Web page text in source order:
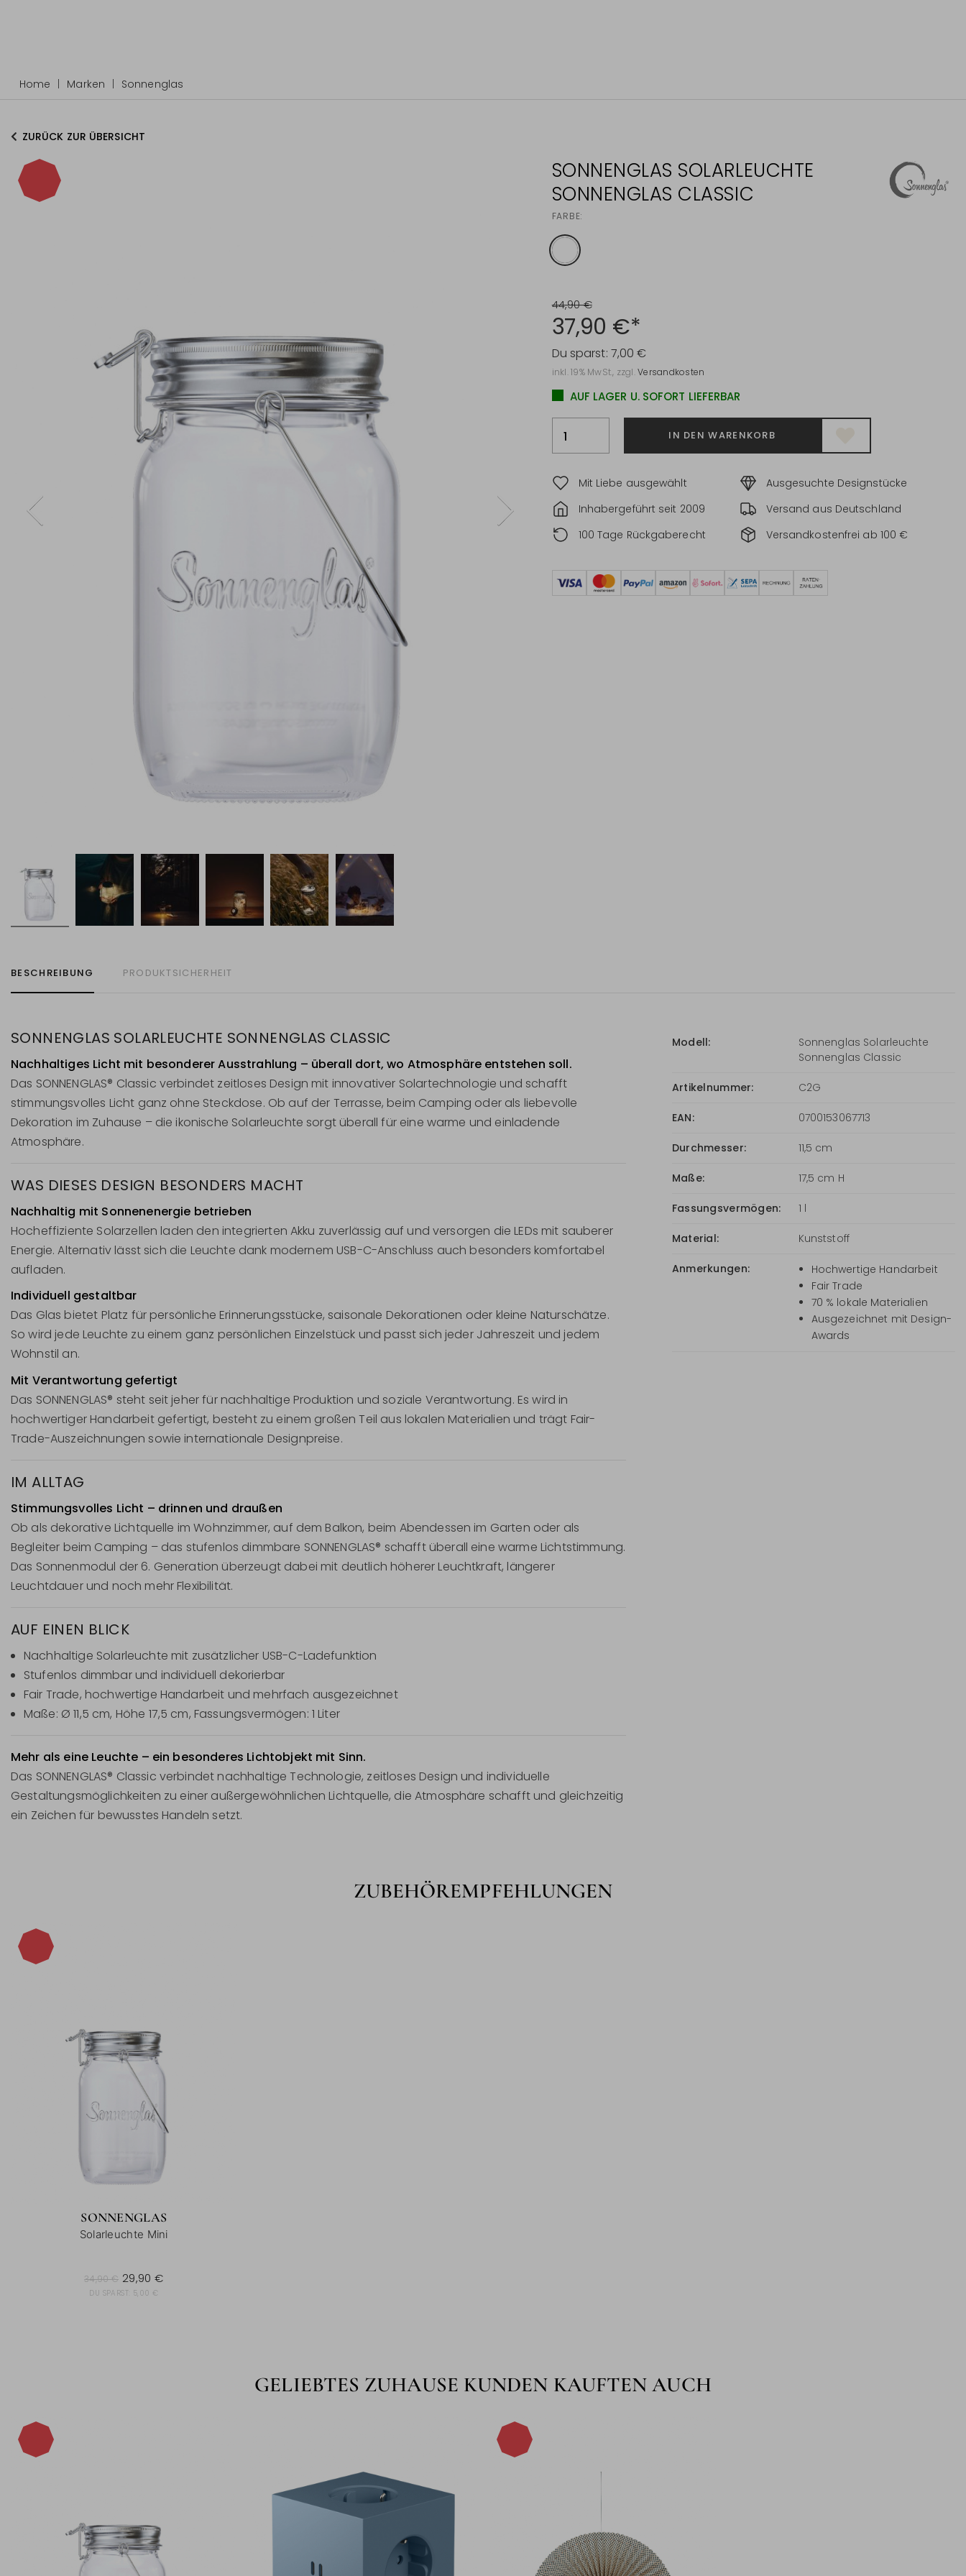
Home Marken Sonnenglas
ZURÜCK ZUR ÜBERSICHT
SONNENGLAS SOLARLEUCHTE
SONNENGLAS CLASSIC
FARBE:
44,90 €
37,90 €*
Du sparst: 7,00 €
inkl. 19% MwSt., zzgl.Versandkosten
AUF LAGER U. SOFORT LIEFERBAR
IN DEN WARENKORB
Mit Liebe ausgewählt
Ausgesuchte Designstücke
Inhabergeführt seit 2009
Versand aus Deutschland
100 Tage Rückgaberecht
Versandkostenfrei ab 100 €
BESCHREIBUNG PRODUKTSICHERHEIT
SONNENGLAS SOLARLEUCHTE SONNENGLAS CLASSIC
Nachhaltiges Licht mit besonderer Ausstrahlung – überall dort, wo Atmosphäre entstehen soll.
Das SONNENGLAS® Classic verbindet zeitloses Design mit innovativer Solartechnologie und schafft
stimmungsvolles Licht ganz ohne Steckdose. Ob auf der Terrasse, beim Camping oder als liebevolle
Dekoration im Zuhause – die ikonische Solarleuchte sorgt überall für eine warme und einladende
Atmosphäre.
WAS DIESES DESIGN BESONDERS MACHT
Nachhaltig mit Sonnenenergie betrieben
Hocheffiziente Solarzellen laden den integrierten Akku zuverlässig auf und versorgen die LEDs mit sauberer
Energie. Alternativ lässt sich die Leuchte dank modernem USB-C-Anschluss auch besonders komfortabel
aufladen.
Individuell gestaltbar
Das Glas bietet Platz für persönliche Erinnerungsstücke, saisonale Dekorationen oder kleine Naturschätze.
So wird jede Leuchte zu einem ganz persönlichen Einzelstück und passt sich jeder Jahreszeit und jedem
Wohnstil an.
Mit Verantwortung gefertigt
Das SONNENGLAS® steht seit jeher für nachhaltige Produktion und soziale Verantwortung. Es wird in
hochwertiger Handarbeit gefertigt, besteht zu einem großen Teil aus lokalen Materialien und trägt Fair-
Trade-Auszeichnungen sowie internationale Designpreise.
IM ALLTAG
Stimmungsvolles Licht – drinnen und draußen
Ob als dekorative Lichtquelle im Wohnzimmer, auf dem Balkon, beim Abendessen im Garten oder als
Begleiter beim Camping – das stufenlos dimmbare SONNENGLAS® schafft überall eine warme Lichtstimmung.
Das Sonnenmodul der 6. Generation überzeugt dabei mit deutlich höherer Leuchtkraft, längerer
Leuchtdauer und noch mehr Flexibilität.
AUF EINEN BLICK
Nachhaltige Solarleuchte mit zusätzlicher USB-C-Ladefunktion
Stufenlos dimmbar und individuell dekorierbar
Fair Trade, hochwertige Handarbeit und mehrfach ausgezeichnet
Maße: Ø 11,5 cm, Höhe 17,5 cm, Fassungsvermögen: 1 Liter
Mehr als eine Leuchte – ein besonderes Lichtobjekt mit Sinn.
Das SONNENGLAS® Classic verbindet nachhaltige Technologie, zeitloses Design und individuelle
Gestaltungsmöglichkeiten zu einer außergewöhnlichen Lichtquelle, die Atmosphäre schafft und gleichzeitig
ein Zeichen für bewusstes Handeln setzt.
Modell:
Sonnenglas Solarleuchte
Sonnenglas Classic
Artikelnummer: C2G
EAN: 0700153067713
Durchmesser: 11,5 cm
Maße: 17,5 cm H
Fassungsvermögen: 1 l
Material: Kunststoff
Anmerkungen:
Hochwertige Handarbeit
Fair Trade
70 % lokale Materialien
Ausgezeichnet mit Design-
Awards
ZUBEHÖREMPFEHLUNGEN
SONNENGLAS
Solarleuchte Mini
34,90 € 29,90 €
DU SPARST: 5,00 €
GELIEBTES ZUHAUSE KUNDEN KAUFTEN AUCH